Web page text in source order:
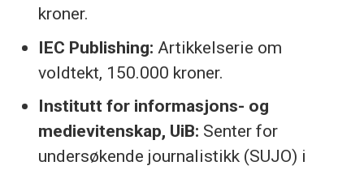
kroner.
IEC Publishing: Artikkelserie om
voldtekt, 150.000 kroner.
Institutt for informasjons- og
medievitenskap, UiB: Senter for
undersøkende journalistikk (SUJO) i